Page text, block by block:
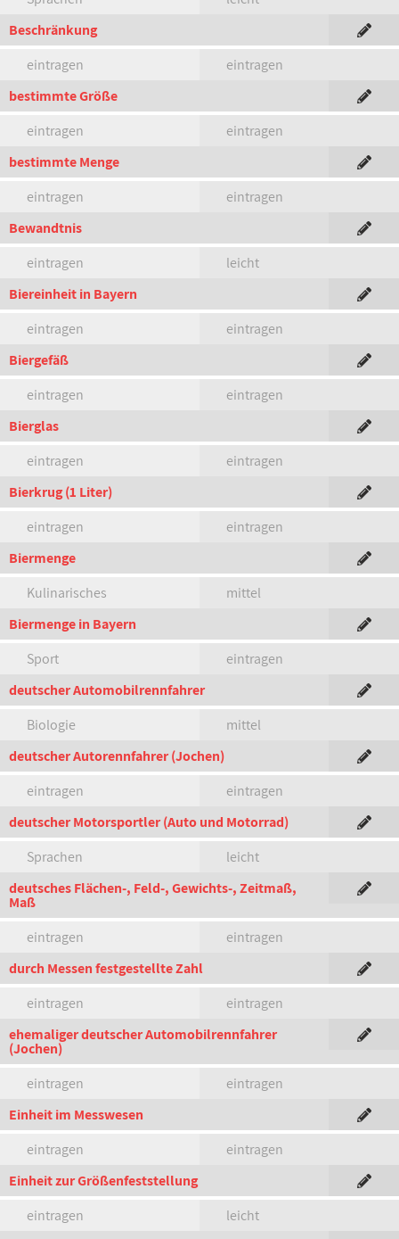
Beschränkung
eintragen
eintragen
bestimmte Größe
eintragen
eintragen
bestimmte Menge
eintragen
eintragen
Bewandtnis
eintragen
leicht
Biereinheit in Bayern
eintragen
eintragen
Biergefäß
eintragen
eintragen
Bierglas
eintragen
eintragen
Bierkrug (1 Liter)
eintragen
eintragen
Biermenge
Kulinarisches
mittel
Biermenge in Bayern
Sport
eintragen
deutscher Automobilrennfahrer
Biologie
mittel
deutscher Autorennfahrer (Jochen)
eintragen
eintragen
deutscher Motorsportler (Auto und Motorrad)
Sprachen
leicht
deutsches Flächen-, Feld-, Gewichts-, Zeitmaß,
Maß
eintragen
eintragen
durch Messen festgestellte Zahl
eintragen
eintragen
ehemaliger deutscher Automobilrennfahrer
(Jochen)
eintragen
eintragen
Einheit im Messwesen
eintragen
eintragen
Einheit zur Größenfeststellung
eintragen
leicht